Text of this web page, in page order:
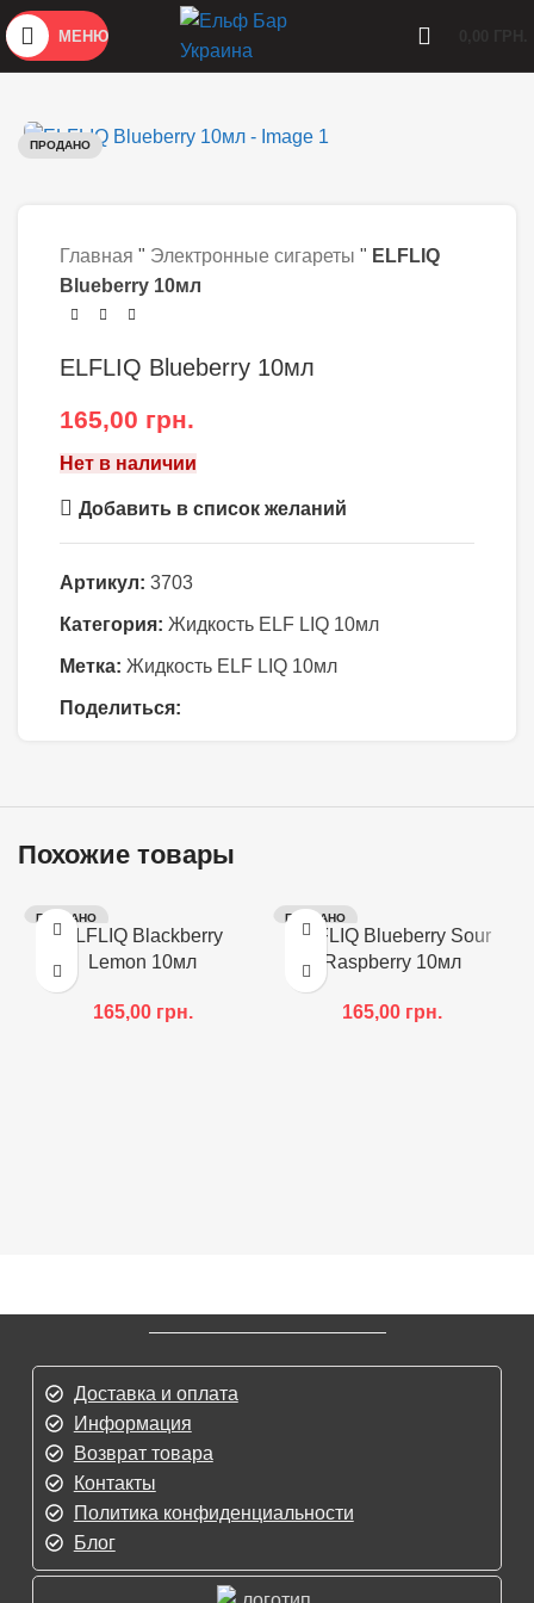
МЕНЮ
ПРОДАНО
Главная " Электронные сигареты " ELFLIQ
Blueberry 10мл
ELFLIQ Blueberry 10мл
165,00 грн.
Нет в наличии
Добавить в список желаний
Артикул: 3703
Категория: Жидкость ELF LIQ 10мл
Метка: Жидкость ELF LIQ 10мл
Поделиться:
Похожие товары
ПРОДАНО
ELFLIQ Blackberry
Lemon 10мл
165,00 грн.
ПРОДАНО
ELFLIQ Blueberry Sour
Raspberry 10мл
165,00 грн.
Доставка и оплата
Информация
Возврат товара
Контакты
Политика конфиденциальности
Блог